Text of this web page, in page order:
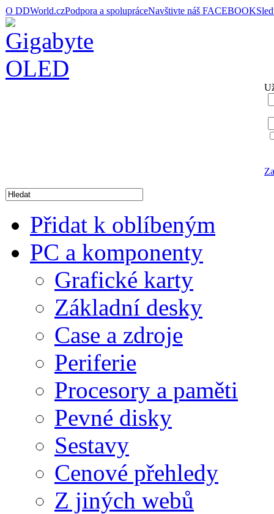
O DDWorld.czPodpora a spolupráceNavštivte náš FACEBOOK
Přidat k oblíbeným
PC a komponenty
Grafické karty
Základní desky
Case a zdroje
Periferie
Procesory a paměti
Pevné disky
Sestavy
Cenové přehledy
Z jiných webů